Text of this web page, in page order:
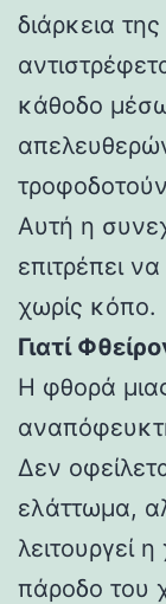
διάρκεια
κάθοδο
Αυτή η
επιτρέπει
χωρίς κόπο.
Γιατί
Η φθορά
Δεν
ελάττωμα,
λειτουργεί
πάροδο του